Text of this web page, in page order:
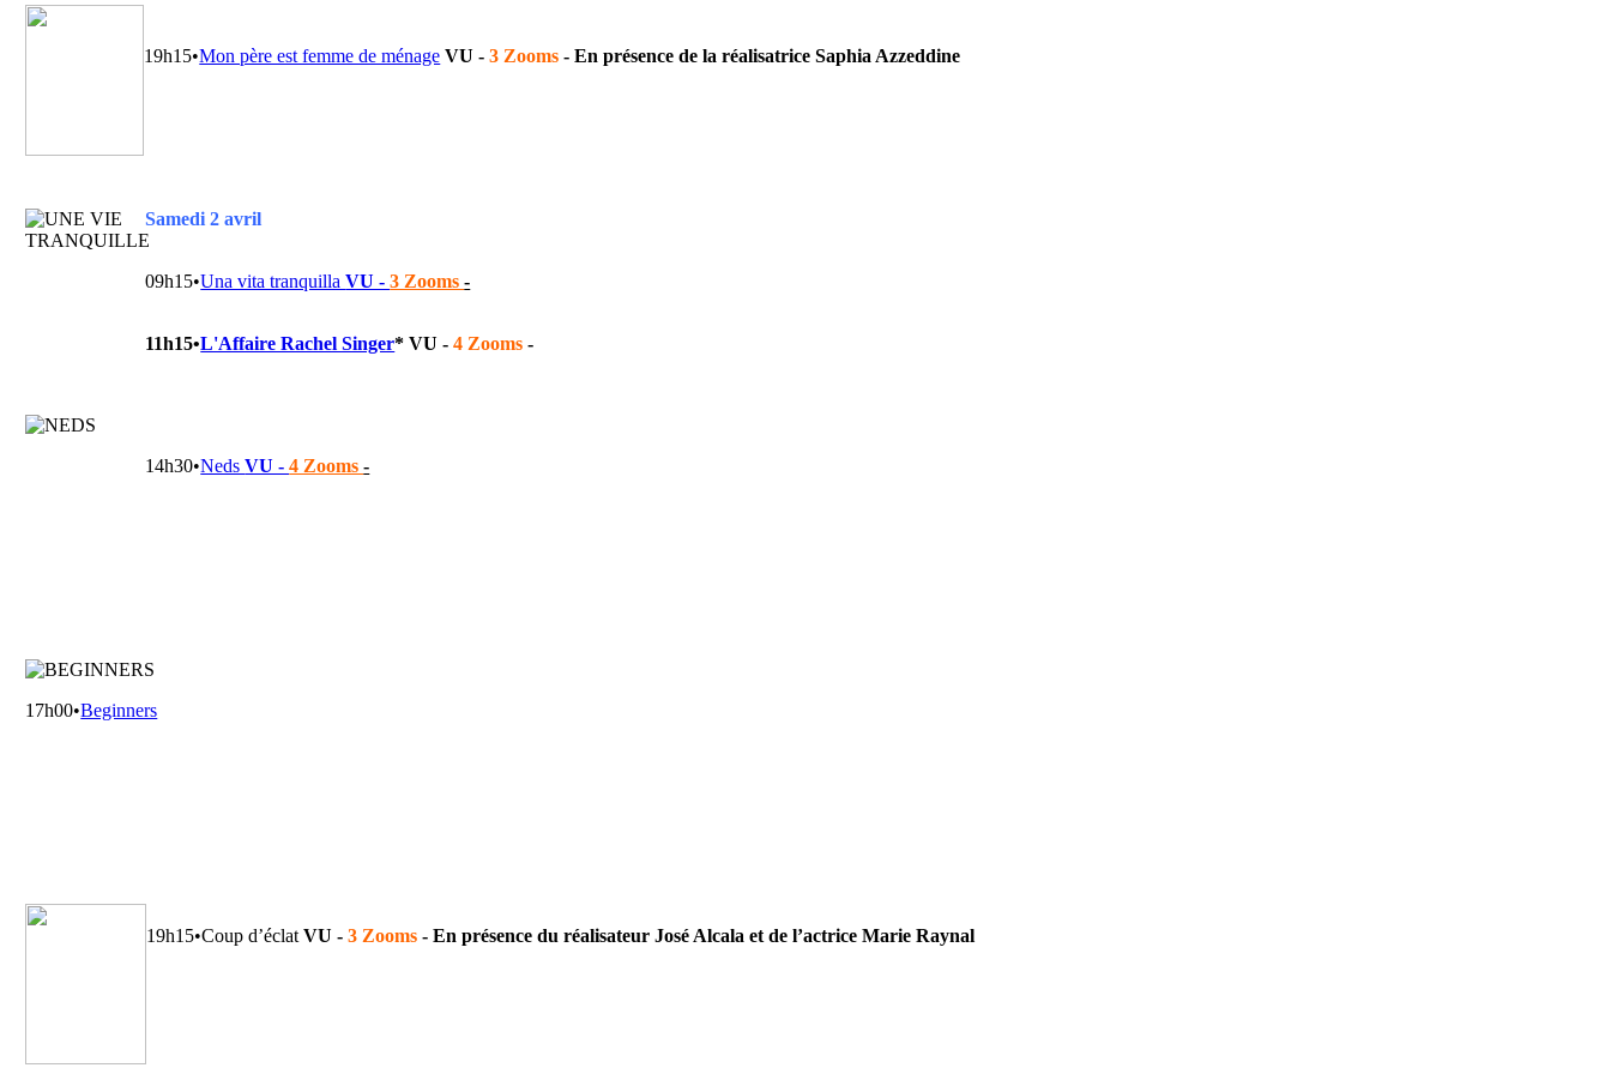
19h15•Mon père est femme de ménage VU -3 Zooms-En présence de la réalisatrice Saphia Azzeddine
Samedi 2 avril
09h15•Una vita tranquillaVU -3 Zooms-
11h15•L'Affaire Rachel Singer*VU -4 Zooms-
14h30•NedsVU -4 Zooms-
17h00•Beginners
19h15•Coup d’éclatVU -3 Zooms-En présence du réalisateur José Alcala et de l’actrice Marie Raynal